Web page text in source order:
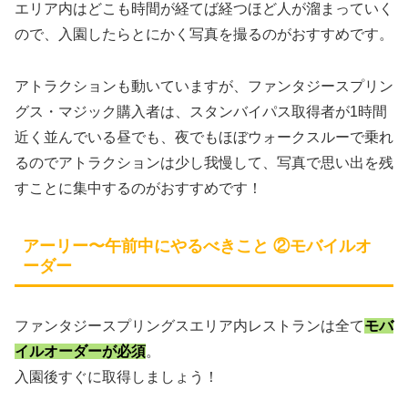
エリア内はどこも時間が経てば経つほど人が溜まっていく
ので、入園したらとにかく写真を撮るのがおすすめです。
アトラクションも動いていますが、ファンタジースプリン
グス・マジック購入者は、スタンバイパス取得者が1時間
近く並んでいる昼でも、夜でもほぼウォークスルーで乗れ
るのでアトラクションは少し我慢して、写真で思い出を残
すことに集中するのがおすすめです！
アーリー〜午前中にやるべきこと ②モバイルオ
ーダー
ファンタジースプリングスエリア内レストランは全てモバ
イルオーダーが必須。
入園後すぐに取得しましょう！